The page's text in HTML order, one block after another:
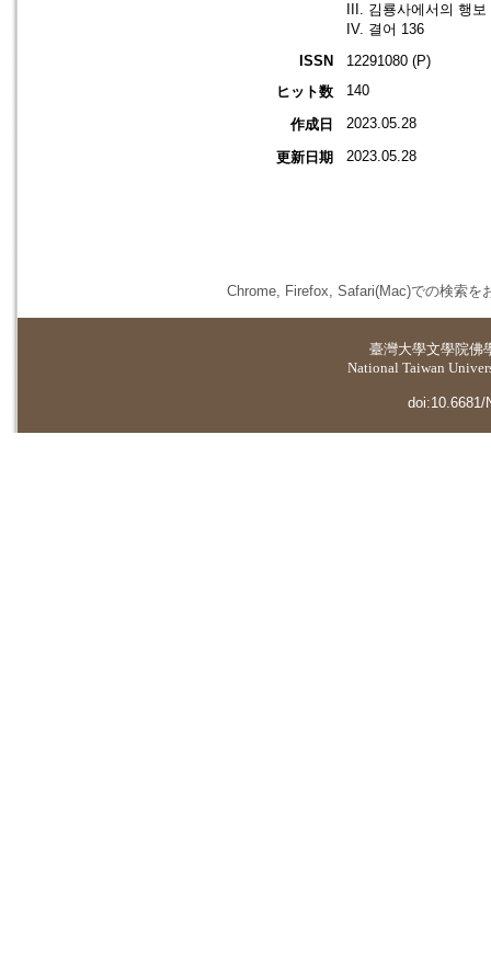
III. 김룡사에서의 행보
IV. 결어 136
ISSN
12291080 (P)
ヒット数
140
作成日 2023.05.28
更新日期 2023.05.28
Chrome, Firefox, Safari(Mac)での検索を
臺灣大學文學院佛
National Taiwan
doi:10.6681/